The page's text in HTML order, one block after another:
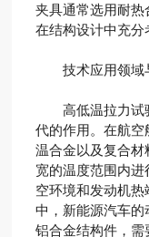
夹具通常选用耐
在结构设计中充分
技术应用领域
高低温拉力试
代的作用。在航
温合金以及复合
宽的温度范围内
空环境和发动机
中，新能源汽车
铝合金结构件，